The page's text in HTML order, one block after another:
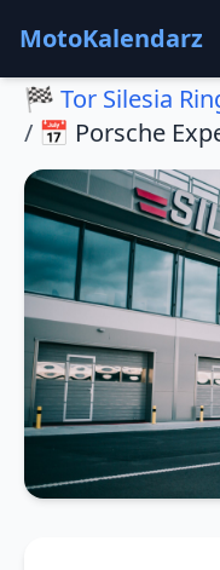
MotoKalendarz
🏁 Tor Silesia
/ 📅 Porsche